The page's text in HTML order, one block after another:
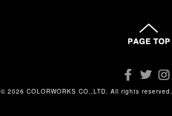
© 2026 COLORWORKS CO.,LTD. All rights reserved.